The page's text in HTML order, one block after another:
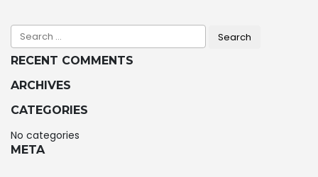
RECENT COMMENTS
ARCHIVES
CATEGORIES
No categories
META